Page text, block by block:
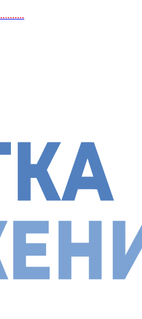
..........